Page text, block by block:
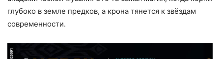
глубоко в земле предков, а крона тянется к звёздам
современности.